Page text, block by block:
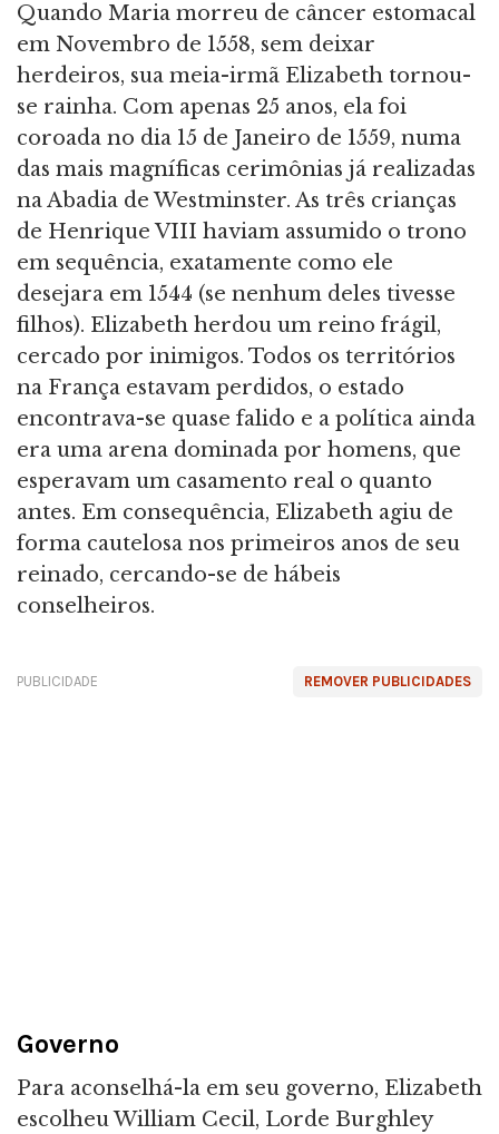
Quando Maria morreu de câncer estomacal
em Novembro de 1558, sem deixar
herdeiros, sua meia-irmã Elizabeth tornou-
se rainha. Com apenas 25 anos, ela foi
coroada no dia 15 de Janeiro de 1559, numa
das mais magníficas cerimônias já realizadas
na Abadia de Westminster. As três crianças
de Henrique VIII haviam assumido o trono
em sequência, exatamente como ele
desejara em 1544 (se nenhum deles tivesse
filhos). Elizabeth herdou um reino frágil,
cercado por inimigos. Todos os territórios
na França estavam perdidos, o estado
encontrava-se quase falido e a política ainda
era uma arena dominada por homens, que
esperavam um casamento real o quanto
antes. Em consequência, Elizabeth agiu de
forma cautelosa nos primeiros anos de seu
reinado, cercando-se de hábeis
conselheiros.
REMOVER PUBLICIDADES
PUBLICIDADE
Governo
Para aconselhá-la em seu governo, Elizabeth
escolheu William Cecil, Lorde Burghley